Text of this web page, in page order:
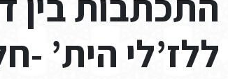
ללז’לי הית’ -